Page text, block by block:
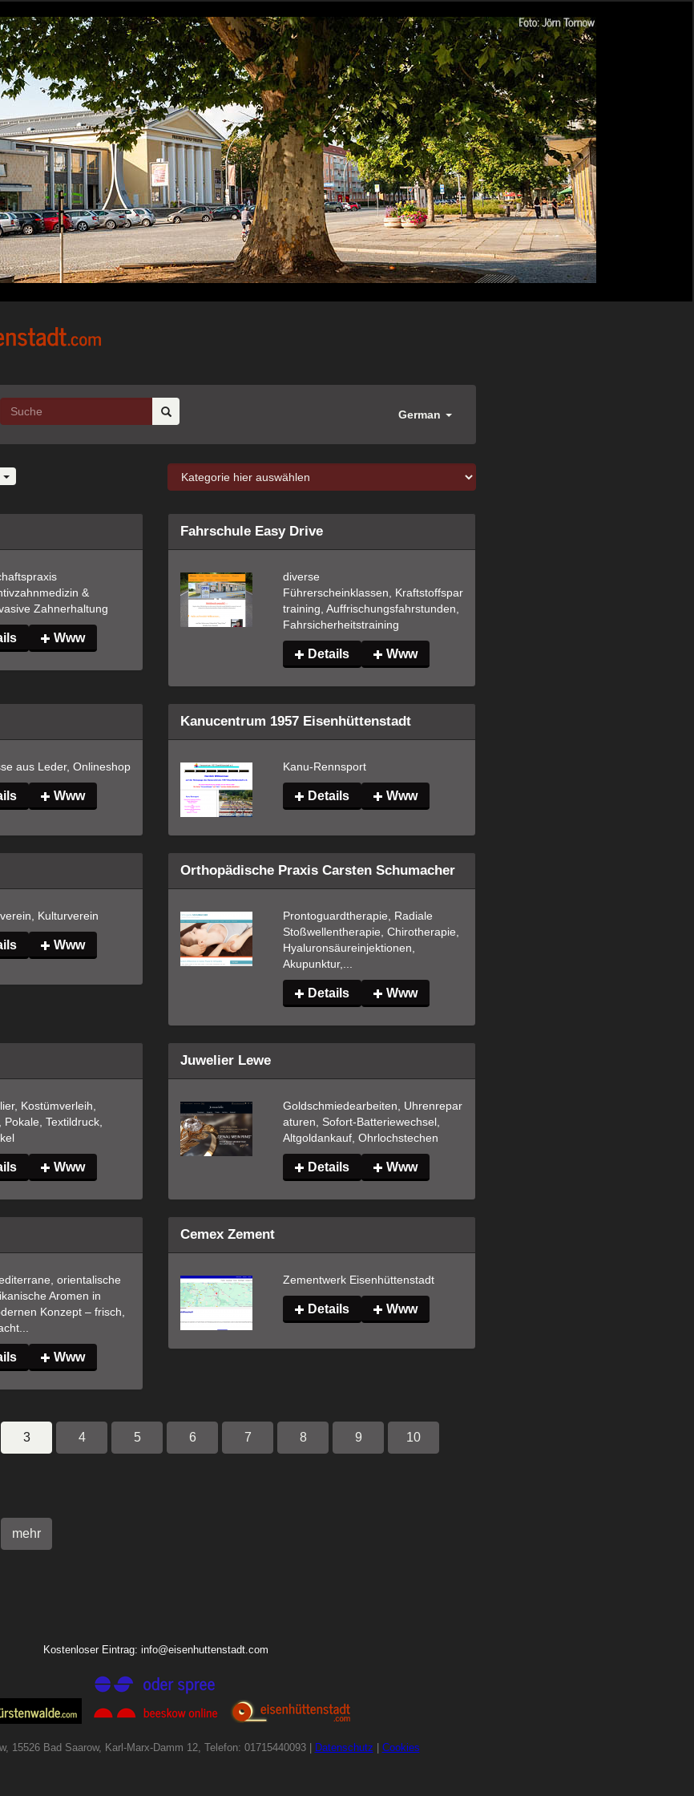
German
&
Zahn­erhaltung
Www
Fahrschule Easy Drive
diverse
Führerscheinklassen, Kraftstoffspar
training, Auffrischungsfahrstunden,
Fahrsicherheitstraining
Details Www
aus Leder, Onlineshop
Www
Kanucentrum 1957 Eisenhüttenstadt
Kanu-Rennsport
Details Www
Kulturverein
Www
Orthopädische Praxis Carsten Schumacher
Prontoguardtherapie, Radiale
Stoßwellentherapie, Chirotherapie,
Hyaluronsäureinjektionen,
Akupunktur,...
Details Www
Kostümverleih,
Textildruck,
Www
Juwelier Lewe
Goldschmiedearbeiten, Uhrenrepar
aturen, Sofort-Batteriewechsel,
Altgoldankauf, Ohrlochstechen
Details Www
orientalische
Aromen in
Konzept – frisch,
Www
Cemex Zement
Zementwerk Eisenhüttenstadt
Details Www
3 4 5 6 7 8 9 10
mehr
Kostenloser Eintrag: info@eisenhuttenstadt.com
15526 Bad Saarow, Karl-Marx-Damm 12, Telefon: 01715440093 | Datenschutz Cookies